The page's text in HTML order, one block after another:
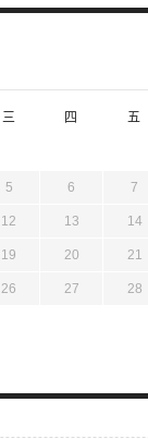
三 四 五
5 6 7
12 13 14
19 20 21
26 27 28